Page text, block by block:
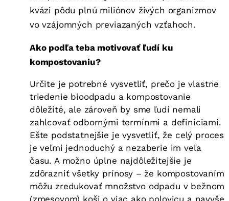
kvázi pôdu plnú miliónov živých organizmov
vo vzájomných previazaných vzťahoch.
Ako podľa teba motivovať ľudí ku
kompostovaniu?
Určite je potrebné vysvetliť, prečo je vlastne
triedenie bioodpadu a kompostovanie
dôležité, ale zároveň by sme ľudí nemali
zahlcovať odbornými termínmi a definíciami.
Ešte podstatnejšie je vysvetliť, že celý proces
je veľmi jednoduchý a nezaberie im veľa
času. A možno úplne najdôležitejšie je
zdôrazniť všetky prínosy – že kompostovaním
môžu zredukovať množstvo odpadu v bežnom
(zmesovom) koši o viac ako polovicu a navyše